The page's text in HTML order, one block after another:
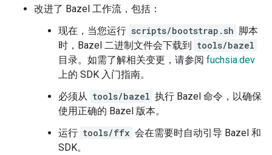
改进了 Bazel 工作流，包括：
现在，当您运行 scripts/bootstrap.sh 脚本
时，Bazel 二进制文件会下载到 tools/bazel
目录。如需了解相关变更，请参阅 fuchsia.dev
上的 SDK 入门指南。
必须从 tools/bazel 执行 Bazel 命令，以确保
使用正确的 Bazel 版本。
运行 tools/ffx 会在需要时自动引导 Bazel 和
SDK。